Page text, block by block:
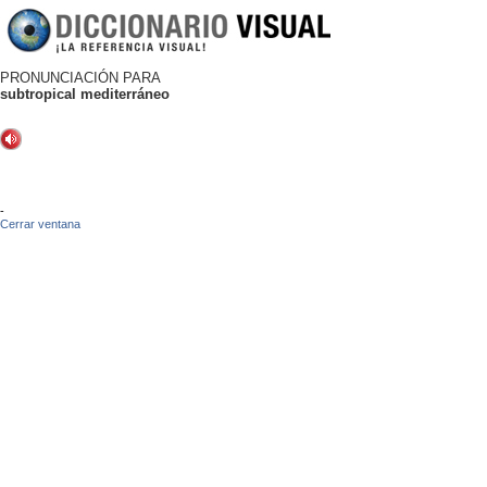
PRONUNCIACIÓN PARA
subtropical mediterráneo
-
Cerrar ventana